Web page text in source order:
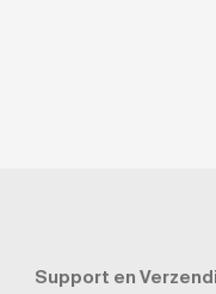
Support en